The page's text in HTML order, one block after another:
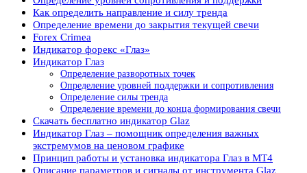
Как определить направление и силу тренда
Определение времени до закрытия текущей свечи
Forex Crimea
Индикатор форекс «Глаз»
Индикатор Глаз
Определение разворотных точек
Определение уровней поддержки и сопротивления
Определение силы тренда
Определение времени до конца формирования свечи
Скачать бесплатно индикатор Glaz
Индикатор Глаз – помощник определения важных
экстремумов на ценовом графике
Принцип работы и установка индикатора Глаз в МТ4
Описание параметров и сигналы от инструмента Glaz